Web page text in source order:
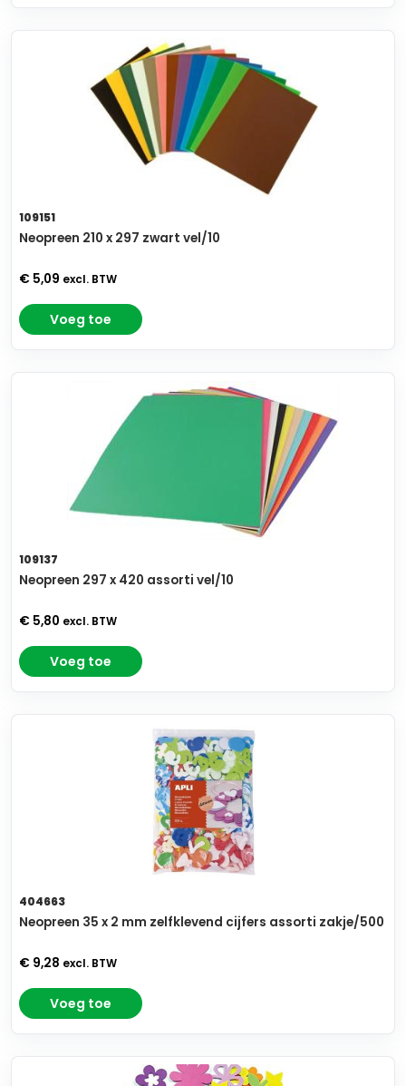
109151
Neopreen 210 x 297 zwart vel/10
€ 5,09 excl. BTW
Voeg toe
109137
Neopreen 297 x 420 assorti vel/10
€ 5,80 excl. BTW
Voeg toe
404663
Neopreen 35 x 2 mm zelfklevend cijfers assorti zakje/500
€ 9,28 excl. BTW
Voeg toe